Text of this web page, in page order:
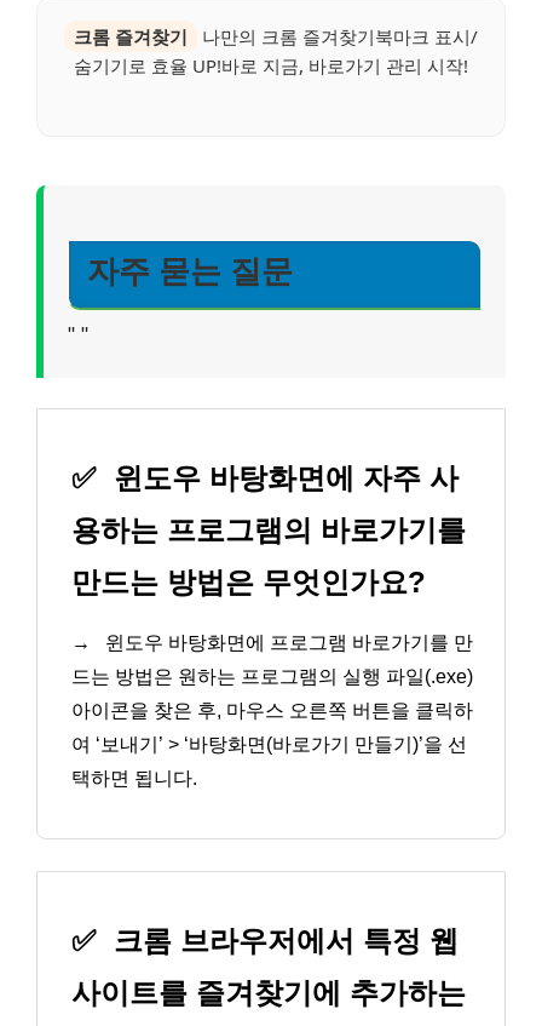
크롬 즐겨찾기
나만의 크롬 즐겨찾기북마크 표시/
숨기기로 효율 UP!바로 지금, 바로가기 관리 시작!
자주 묻는 질문
" "
✅ 윈도우 바탕화면에 자주 사
용하는 프로그램의 바로가기를
만드는 방법은 무엇인가요?
→
윈도우 바탕화면에 프로그램 바로가기를 만
드는 방법은 원하는 프로그램의 실행 파일(.exe)
아이콘을 찾은 후, 마우스 오른쪽 버튼을 클릭하
여 ‘보내기’ > ‘바탕화면(바로가기 만들기)’을 선
택하면 됩니다.
✅ 크롬 브라우저에서 특정 웹
사이트를 즐겨찾기에 추가하는